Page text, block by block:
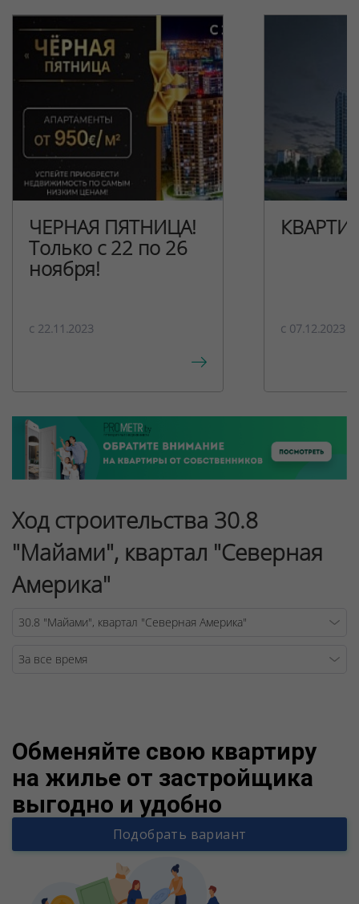
ЧЕРНАЯ ПЯТНИЦА!
Только с 22 по 26
ноября!
c 22.11.2023 c 07.12.2023
Ход строительства 30.8
"Майами", квартал "Северная
Америка"
Обменяйте свою квартиру
на жилье от застройщика
выгодно и удобно
Подобрать вариант